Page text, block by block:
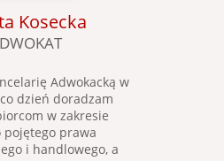
Kosecka
Adwokacką w
dzień doradzam
w zakresie
pojętego prawa
i handlowego, a